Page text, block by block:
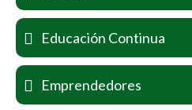
Educación Continua
Emprendedores